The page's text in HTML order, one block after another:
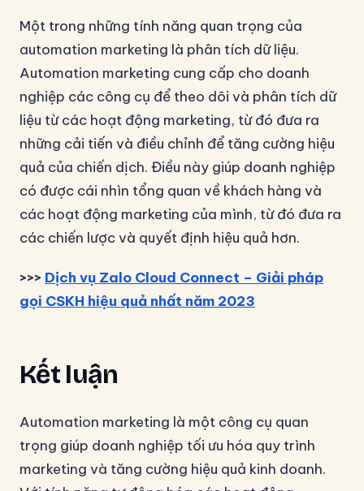
Một trong những tính năng quan trọng của
automation marketing là phân tích dữ liệu.
Automation marketing cung cấp cho doanh
nghiệp các công cụ để theo dõi và phân tích dữ
liệu từ các hoạt động marketing, từ đó đưa ra
những cải tiến và điều chỉnh để tăng cường hiệu
quả của chiến dịch. Điều này giúp doanh nghiệp
có được cái nhìn tổng quan về khách hàng và
các hoạt động marketing của mình, từ đó đưa ra
các chiến lược và quyết định hiệu quả hơn.
>>> Dịch vụ Zalo Cloud Connect – Giải pháp
gọi CSKH hiệu quả nhất năm 2023
Kết luận
Automation marketing là một công cụ quan
trọng giúp doanh nghiệp tối ưu hóa quy trình
marketing và tăng cường hiệu quả kinh doanh.